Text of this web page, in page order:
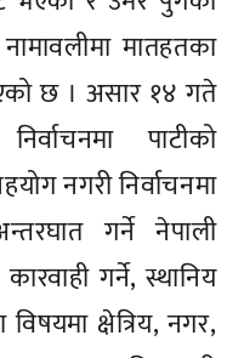
मातहतका
छ । असार १४ गते
पाटीको
नगरी निर्वाचनमा
गर्ने नेपाली
गर्ने, स्थानिय
क्षेत्रिय, नगर,